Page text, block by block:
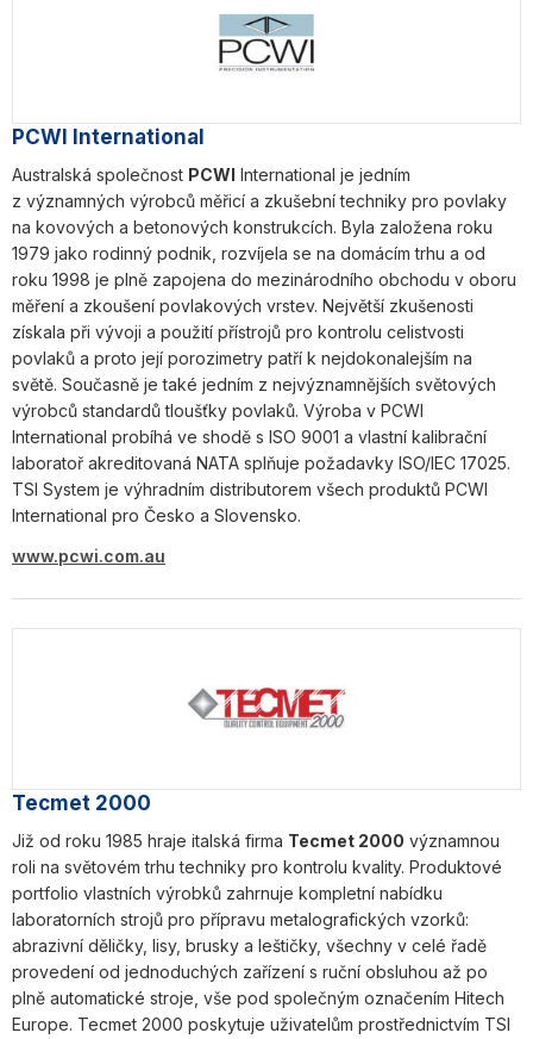
PCWI International
Australská společnost PCWI International je jedním
z významných výrobců měřicí a zkušební techniky pro povlaky
na kovových a betonových konstrukcích. Byla založena roku
1979 jako rodinný podnik, rozvíjela se na domácím trhu a od
roku 1998 je plně zapojena do mezinárodního obchodu v oboru
měření a zkoušení povlakových vrstev. Největší zkušenosti
získala při vývoji a použití přístrojů pro kontrolu celistvosti
povlaků a proto její porozimetry patří k nejdokonalejším na
světě. Současně je také jedním z nejvýznamnějších světových
výrobců standardů tloušťky povlaků. Výroba v PCWI
International probíhá ve shodě s ISO 9001 a vlastní kalibrační
laboratoř akreditovaná NATA splňuje požadavky ISO/IEC 17025.
TSI System je výhradním distributorem všech produktů PCWI
International pro Česko a Slovensko.
www.pcwi.com.au
Tecmet 2000
Již od roku 1985 hraje italská firma Tecmet 2000 významnou
roli na světovém trhu techniky pro kontrolu kvality. Produktové
portfolio vlastních výrobků zahrnuje kompletní nabídku
laboratorních strojů pro přípravu metalografických vzorků:
abrazivní děličky, lisy, brusky a leštičky, všechny v celé řadě
provedení od jednoduchých zařízení s ruční obsluhou až po
plně automatické stroje, vše pod společným označením Hitech
Europe. Tecmet 2000 poskytuje uživatelům prostřednictvím TSI